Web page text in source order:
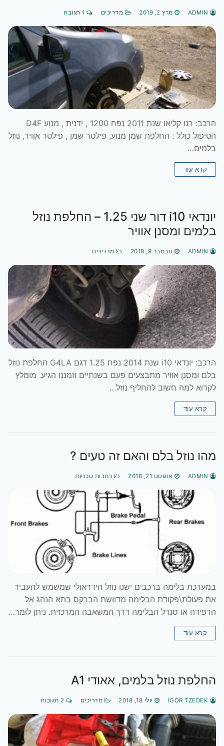
מרץ 2, 2019 מדריכים
הרכב: רנו קליאו שנת 2011 נפח 1200 , ידנית , מנוע D4F
הטיפול כולל : החלפת שמן מנוע, פילטר שמן , פילטר אוויר, נוזל
בלמים…
קרא עוד
יונדאי i10 דור שני 1.25 – החלפת נוזל
בלמים ומסנן אוויר
נובמבר 9, 2018 מדריכים
הרכב: יונדאי i10 שנת 2014 נפח 1.25 דגם G4LA החלפת נוזל
בלם ומסנן אוויר מתבצעים פעם בשנתיים וזמננו הגיע. מומלץ
לקרוא למה חשוב להחליף נוזל…
קרא עוד
מהו נוזל בלם והאם זה טעים ?
אוגוסט 21, 2018 כתבות טכניות
במערכת בלימה ברכבים ישנו נוזל הידראולי שמשמש להעביר
את פעולת\פקודת הבלימה מדוושת הברקס בתא הנהג אל
הרפידה או סנדל הבלימה דרך המשאבה המרכזית. ניתן לומר…
קרא עוד
החלפת נוזל בלמים, אאודי A1
יולי 18, 2018 מדריכים